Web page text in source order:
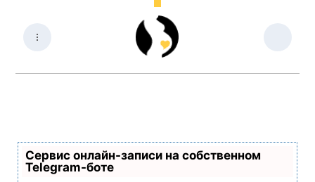
Сервис онлайн-записи на собственном
Telegram-боте